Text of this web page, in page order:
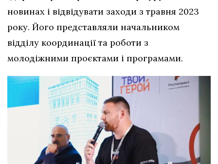
новинах і відвідувати заходи з травня 2023
року. Його представляли начальником
відділу координації та роботи з
молодіжними проєктами і програмами.